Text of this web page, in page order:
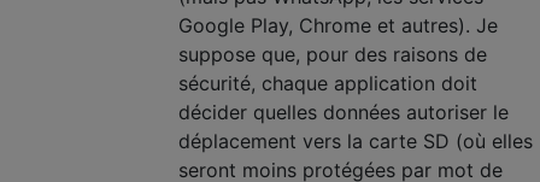
Google Play, Chrome et autres). Je
suppose que, pour des raisons de
sécurité, chaque application doit
décider quelles données autoriser le
déplacement vers la carte SD (où elles
seront moins protégées par mot de